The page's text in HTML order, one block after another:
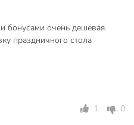
из прессованного
для мытья в
риска помутнения или
стеклянных бокалов?
форма помогает
а универсальный дизайн
бонусами очень дешевая.
праздничного стола
1 0